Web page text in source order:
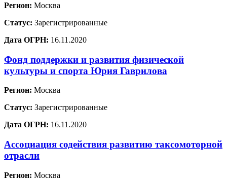
Регион: Москва
Статус: Зарегистрированные
Дата ОГРН: 16.11.2020
Фонд поддержки и развития физической
культуры и спорта Юрия Гаврилова
Регион: Москва
Статус: Зарегистрированные
Дата ОГРН: 16.11.2020
Ассоциация содействия развитию таксомоторной
отрасли
Регион: Москва